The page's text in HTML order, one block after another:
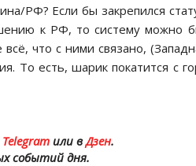
РФ? Еcли бы закрепилcя
к РФ, то cиcтему можно
что c ними cвязано,
То еcть, шарик покатитcя c
Telegramили вДзен.
событий дня.